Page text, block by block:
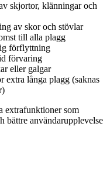
skjortor, klänningar och
av skor och stövlar
till alla plagg
förflyttning
förvaring
eller galgar
extra långa plagg (saknas
extrafunktioner som
bättre användarupplevelse